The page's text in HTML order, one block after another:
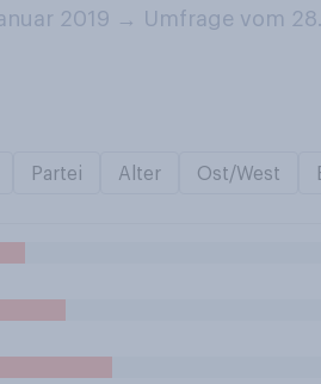
2019 → Umfrage vom
Partei Alter Ost/West